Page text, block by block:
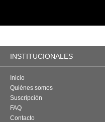
INSTITUCIONALES
Inicio
Quiénes somos
Suscripción
FAQ
Contacto